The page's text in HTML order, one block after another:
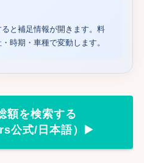
額を検索する
公式/日本語）▶️